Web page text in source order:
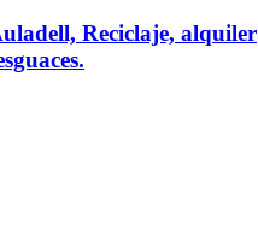
Reciclaje, alquiler